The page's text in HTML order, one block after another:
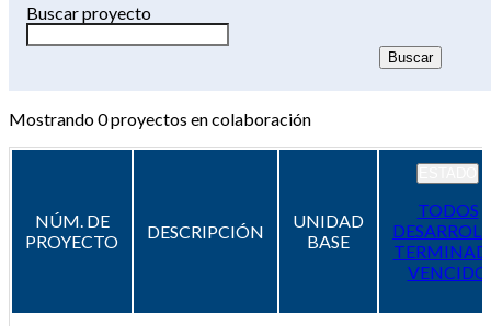
Buscar proyecto
Mostrando0proyectos en colaboración
NÚM. DE
PROYECTO
DESCRIPCIÓN
UNIDAD
BASE
TODOS
VENCIDO